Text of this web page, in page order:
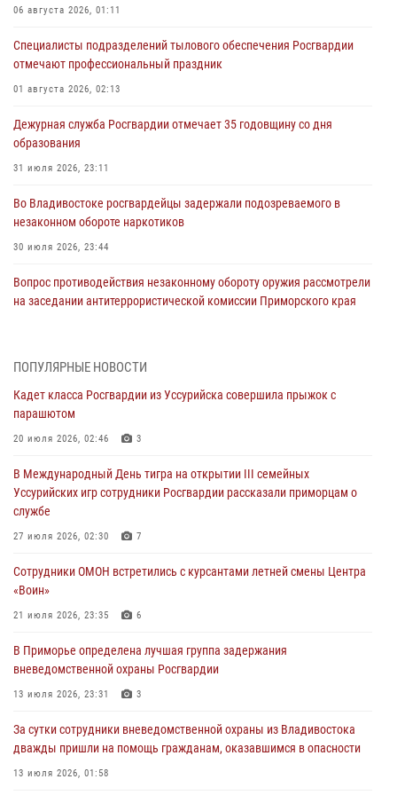
06 августа 2026, 01:11
Специалисты подразделений тылового обеспечения Росгвардии
отмечают профессиональный праздник
01 августа 2026, 02:13
Дежурная служба Росгвардии отмечает 35 годовщину со дня
образования
31 июля 2026, 23:11
Во Владивостоке росгвардейцы задержали подозреваемого в
незаконном обороте наркотиков
30 июля 2026, 23:44
Вопрос противодействия незаконному обороту оружия рассмотрели
на заседании антитеррористической комиссии Приморского края
Во Владивостоке во дворе жилого дома сотрудники
В День Крещения Руси в Князь-Владимирском храме – Главном
ходом
28 июля 2026, 10:29
Росгвардейцы в Приморье приняли участие в молебне,
28 июля 2026, 05:39
В Международный День тигра на открытии III семейных
службе
ПОПУЛЯРНЫЕ НОВОСТИ
Кадет класса Росгвардии из Уссурийска совершила прыжок с
парашютом
20 июля 2026, 02:46 3
В Международный День тигра на открытии III семейных
Уссурийских игр сотрудники Росгвардии рассказали приморцам о
службе
27 июля 2026, 02:30 7
Сотрудники ОМОН встретились с курсантами летней смены Центра
«Воин»
21 июля 2026, 23:35 6
В Приморье определена лучшая группа задержания
вневедомственной охраны Росгвардии
13 июля 2026, 23:31 3
За сутки сотрудники вневедомственной охраны из Владивостока
дважды пришли на помощь гражданам, оказавшимся в опасности
13 июля 2026, 01:58